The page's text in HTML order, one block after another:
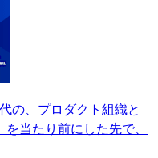
の、プロダクト組織と
当たり前にした先で、